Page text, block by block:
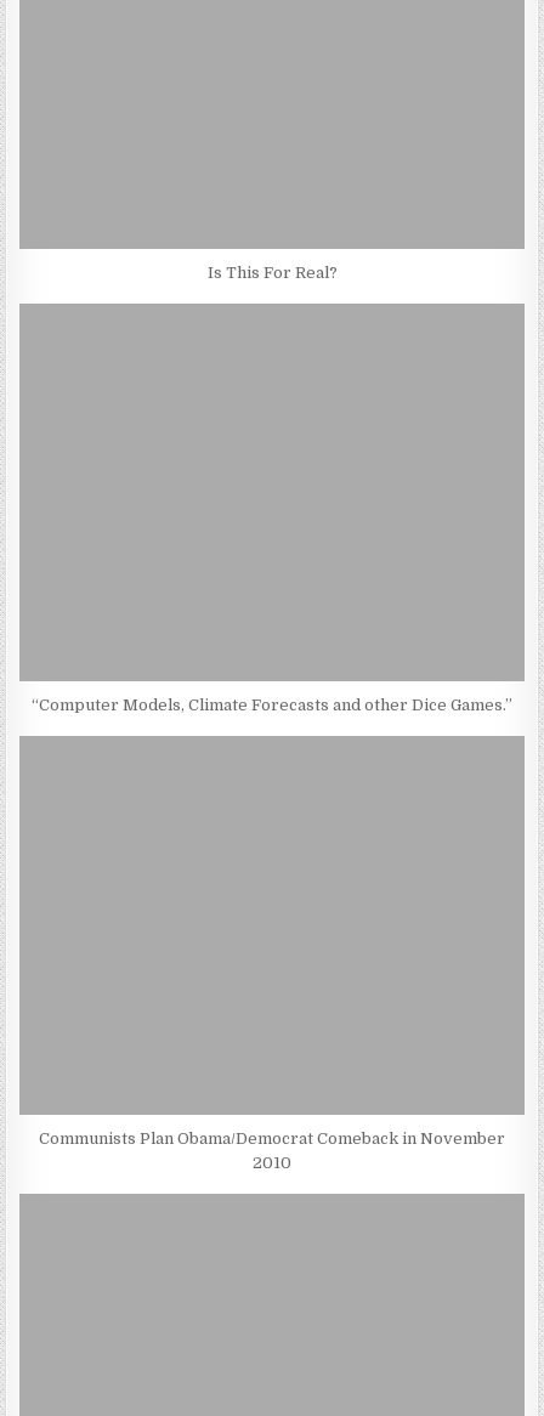
Is This For Real?
“Computer Models, Climate Forecasts and other Dice Games.”
Communists Plan Obama/Democrat Comeback in November
2010